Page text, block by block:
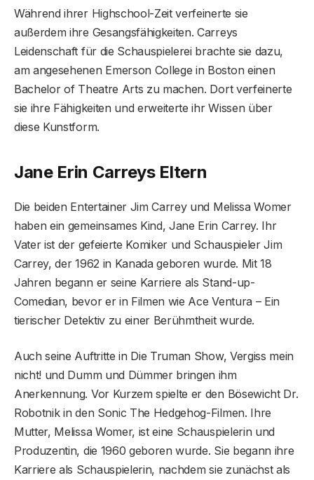
Während ihrer Highschool-Zeit verfeinerte sie
außerdem ihre Gesangsfähigkeiten. Carreys
Leidenschaft für die Schauspielerei brachte sie dazu,
am angesehenen Emerson College in Boston einen
Bachelor of Theatre Arts zu machen. Dort verfeinerte
sie ihre Fähigkeiten und erweiterte ihr Wissen über
diese Kunstform.
Jane Erin Carreys Eltern
Die beiden Entertainer Jim Carrey und Melissa Womer
haben ein gemeinsames Kind, Jane Erin Carrey. Ihr
Vater ist der gefeierte Komiker und Schauspieler Jim
Carrey, der 1962 in Kanada geboren wurde. Mit 18
Jahren begann er seine Karriere als Stand-up-
Comedian, bevor er in Filmen wie Ace Ventura – Ein
tierischer Detektiv zu einer Berühmtheit wurde.
Auch seine Auftritte in Die Truman Show, Vergiss mein
nicht! und Dumm und Dümmer bringen ihm
Anerkennung. Vor Kurzem spielte er den Bösewicht Dr.
Robotnik in den Sonic The Hedgehog-Filmen. Ihre
Mutter, Melissa Womer, ist eine Schauspielerin und
Produzentin, die 1960 geboren wurde. Sie begann ihre
Karriere als Schauspielerin, nachdem sie zunächst als